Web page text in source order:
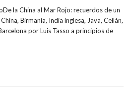
la China al Mar Rojo: recuerdos de un
Birmania, India inglesa, Java, Ceilán,
por Luis Tasso a principios de